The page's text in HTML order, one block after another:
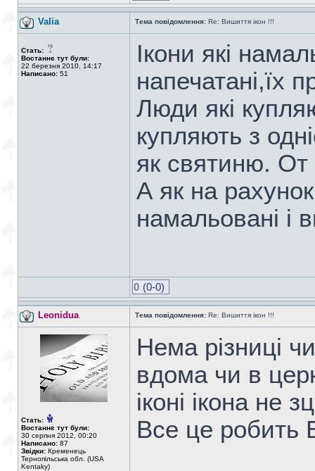
Valia Тема повідомлення: Re: Вишиття ікон !!!
Стать:
Востаннє тут були:
22 березня 2010, 14:17
Написано: 51
Ікони які
напечатані,їх
Люди які
купляють з
як святиню. От
А як на
намальовані і
0 (0-0)
Leonidua Тема повідомлення: Re: Вишиття ікон !!!
Стать:
Востаннє тут були:
30 серпня 2012, 00:20
Написано: 87
Звідки: Кременець
Тернопільська обл. (USA
Kentaky)
Нема різниці
вдома чи в
іконі ікона не
Все це робить